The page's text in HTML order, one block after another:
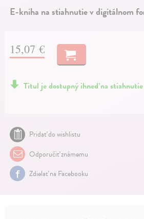
E-kniha na stiahnutie v digitálnom
15,07 €
Titul je dostupný ihneď na stiahnutie
Pridať do wishlistu
Odporučiť známemu
Zdielať na Facebooku